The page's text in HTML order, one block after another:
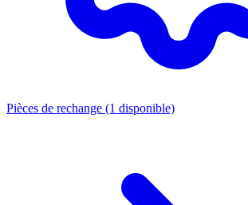
Pièces de rechange (1 disponible)